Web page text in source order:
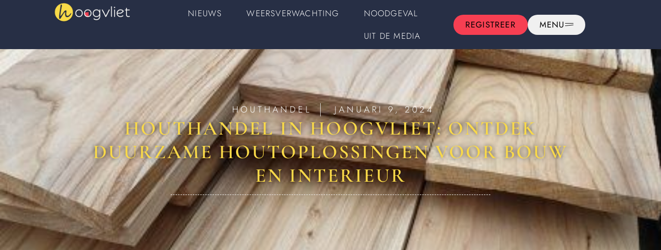
NIEUWS WEERSVERWACHTING
NOODGEVAL
UIT DE MEDIA
REGISTREER MENU
HOUTHANDEL JANUARI 9, 2024
HOUTHANDEL IN HOOGVLIET: ONTDEK
DUURZAME HOUTOPLOSSINGEN VOOR BOUW
EN INTERIEUR